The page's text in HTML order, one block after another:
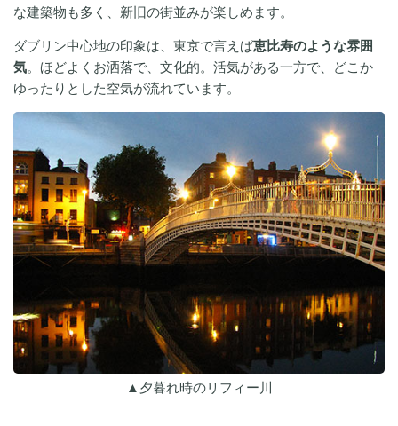
な建築物も多く、新旧の街並みが楽しめます。
ダブリン中心地の印象は、東京で言えば恵比寿のような雰囲
気。ほどよくお洒落で、文化的。活気がある一方で、どこか
ゆったりとした空気が流れています。
▲夕暮れ時のリフィー川